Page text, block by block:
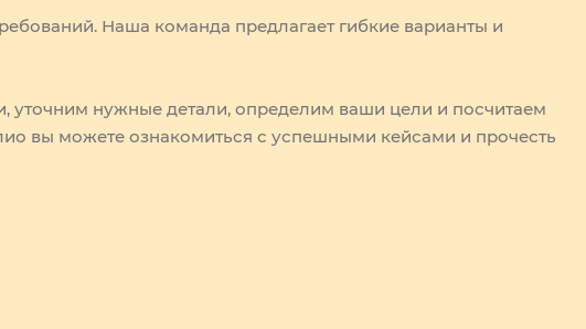
Наша команда предлагает гибкие варианты и
нужные детали, определим ваши цели и посчитаем
вы можете ознакомиться с успешными кейсами и прочесть